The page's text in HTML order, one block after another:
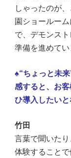
しゃったのが
園ショールー
で、デモンス
準備を進めてい
♠“ちょっと未
感すると、お
ひ導入したいと
竹田
言葉で聞いたり
体験すること